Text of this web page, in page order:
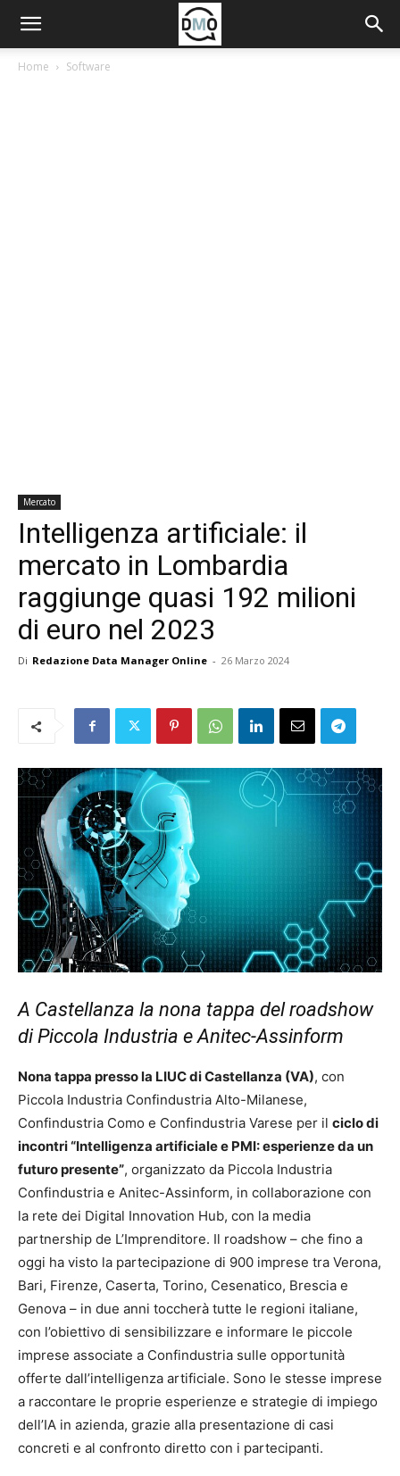
Home Software
Mercato
Intelligenza artificiale: il
mercato in Lombardia
raggiunge quasi 192 milioni
di euro nel 2023
Di Redazione Data Manager Online - 26 Marzo 2024
A Castellanza la nona tappa del roadshow
di Piccola Industria e Anitec-Assinform
Nona tappa presso la LIUC di Castellanza (VA), con
Piccola Industria Confindustria Alto-Milanese,
Confindustria Como e Confindustria Varese per il ciclo di
incontri “Intelligenza artificiale e PMI: esperienze da un
futuro presente”, organizzato da Piccola Industria
Confindustria e Anitec-Assinform, in collaborazione con
la rete dei Digital Innovation Hub, con la media
partnership de L’Imprenditore. Il roadshow – che fino a
oggi ha visto la partecipazione di 900 imprese tra Verona,
Bari, Firenze, Caserta, Torino, Cesenatico, Brescia e
Genova – in due anni toccherà tutte le regioni italiane,
con l’obiettivo di sensibilizzare e informare le piccole
imprese associate a Confindustria sulle opportunità
offerte dall’intelligenza artificiale. Sono le stesse imprese
a raccontare le proprie esperienze e strategie di impiego
dell’IA in azienda, grazie alla presentazione di casi
concreti e al confronto diretto con i partecipanti.